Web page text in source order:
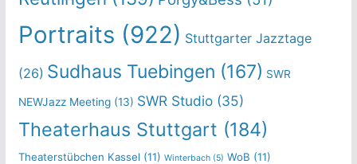
Portraits (922) Stuttgarter Jazztage
(26) Sudhaus Tuebingen (167) SWR
NEWJazz Meeting(13) SWR Studio(35)
Theaterhaus Stuttgart (184)
Theaterstübchen Kassel(11) Winterbach(5) WoB (11)